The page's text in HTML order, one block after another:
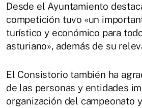
Desde el Ayuntamiento
competición tuvo «un
turístico y económico para
asturiano», además de su
El Consistorio también ha
de las personas y entidades
organización del campeonato